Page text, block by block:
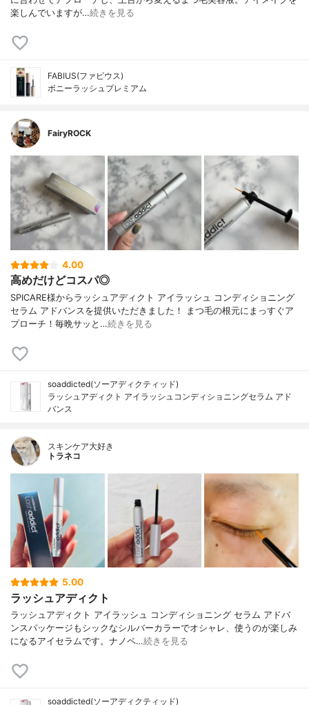
楽しんでいますが…続きを見る
FABIUS(ファビウス)
ボニーラッシュプレミアム
FairyROCK
4.00
高めだけどコスパ◎
SPICARE様からラッシュアディクト アイラッシュ コンディショニング
セラム アドバンスを提供いただきました！ まつ毛の根元にまっすぐア
プローチ！毎晩サッと…続きを見る
soaddicted(ソーアディクティッド)
ラッシュアディクト アイラッシュコンディショニングセラム アド
バンス
スキンケア大好き
トラネコ
5.00
ラッシュアディクト
ラッシュアディクト アイラッシュ コンディショニング セラム アドバ
ンスパッケージもシックなシルバーカラーでオシャレ、使うのが楽しみ
になるアイセラムです。ナノペ…続きを見る
soaddicted(ソーアディクティッド)